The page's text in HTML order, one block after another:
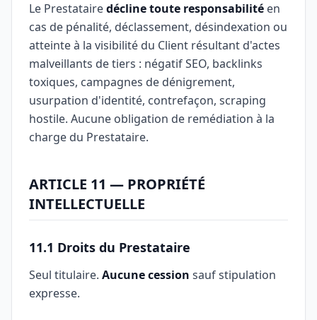
Le Prestatairedécline toute responsabilité en
cas de pénalité, déclassement, désindexation ou
atteinte à la visibilité du Client résultant d'actes
malveillants de tiers : négatif SEO, backlinks
toxiques, campagnes de dénigrement,
usurpation d'identité, contrefaçon, scraping
hostile. Aucune obligation de remédiation à la
charge du Prestataire.
ARTICLE 11 — PROPRIÉTÉ
INTELLECTUELLE
11.1 Droits du Prestataire
Seul titulaire. Aucune cession sauf stipulation
expresse.